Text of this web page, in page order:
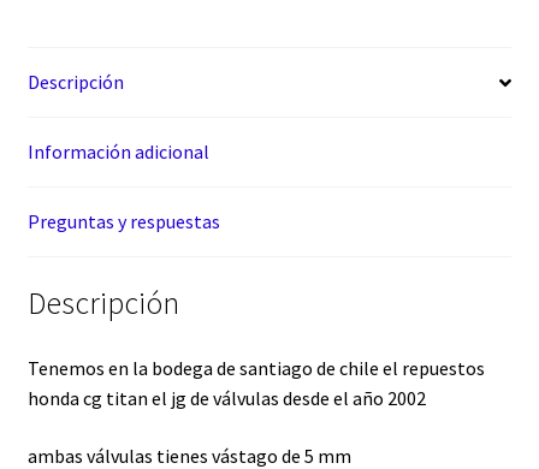
Descripción
Información adicional
Preguntas y respuestas
Descripción
Tenemos en la bodega de santiago de chile el repuestos
honda cg titan el jg de válvulas desde el año 2002
ambas válvulas tienes vástago de 5 mm